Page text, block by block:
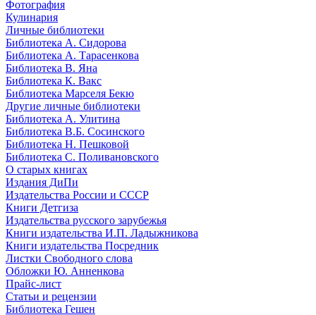
Фотография
Кулинария
Личные библиотеки
Библиотека А. Сидорова
Библиотека А. Тарасенкова
Библиотека В. Яна
Библиотека К. Вакс
Библиотека Марселя Бекю
Другие личные библиотеки
Библиотека А. Улитина
Библиотека В.Б. Сосинского
Библиотека Н. Пешковой
Библиотека С. Поливановского
О старых книгах
Издания ДиПи
Издательства России и СССР
Книги Детгиза
Издательства русского зарубежья
Книги издательства И.П. Ладыжникова
Книги издательства Посредник
Листки Свободного слова
Обложки Ю. Анненкова
Прайс-лист
Статьи и рецензии
Библиотека Гешен